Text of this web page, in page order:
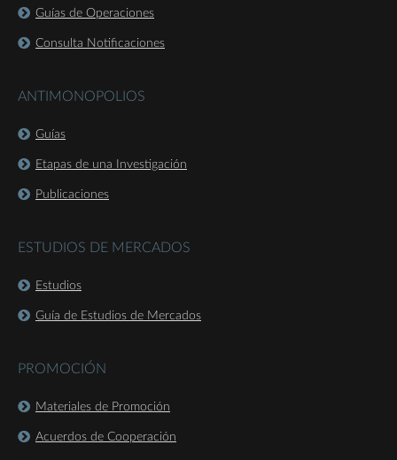
Guías de Operaciones
Consulta Notificaciones
ANTIMONOPOLIOS
Guías
Etapas de una Investigación
Publicaciones
ESTUDIOS DE MERCADOS
Estudios
Guía de Estudios de Mercados
PROMOCIÓN
Materiales de Promoción
Acuerdos de Cooperación